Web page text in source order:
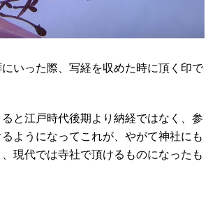
いった際、写経を収めた時に頂く印で
と江戸時代後期より納経ではなく、参
ようになってこれが、やがて神社にも
現代では寺社で頂けるものになったも